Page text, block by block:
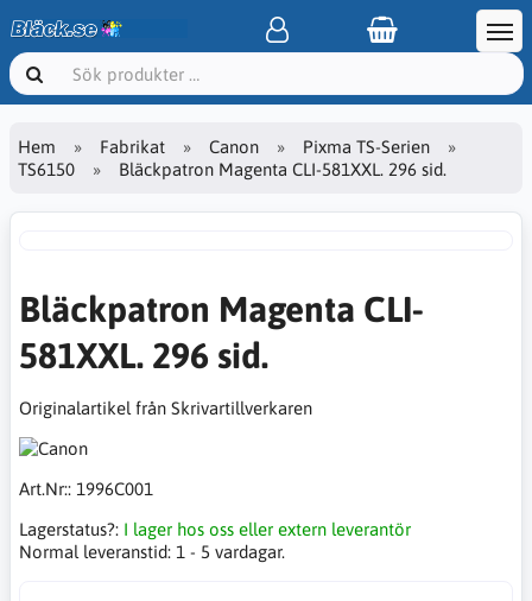
Hem Fabrikat Canon
Pixma TS-Serien
TS6150
Bläckpatron Magenta CLI-581XXL. 296 sid.
Bläckpatron Magenta CLI-
581XXL. 296 sid.
Originalartikel från Skrivartillverkaren
Art.Nr:: 1996C001
Lagerstatus?: I lager hos oss eller extern leverantör
Normal leveranstid: 1 - 5 vardagar.